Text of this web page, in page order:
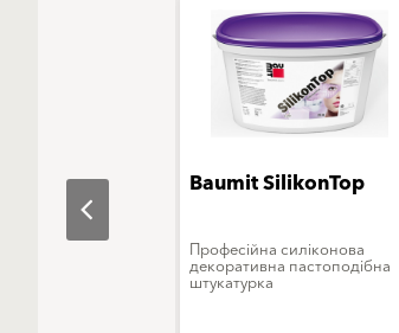
StarTop Baumit SilikonTop
Професійна силіконова
декоративна пастоподібна
штукатурка